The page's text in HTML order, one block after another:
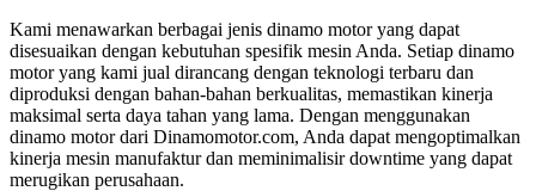
Kami menawarkan berbagai jenis dinamo motor yang dapat
disesuaikan dengan kebutuhan spesifik mesin Anda. Setiap dinamo
motor yang kami jual dirancang dengan teknologi terbaru dan
diproduksi dengan bahan-bahan berkualitas, memastikan kinerja
maksimal serta daya tahan yang lama. Dengan menggunakan
dinamo motor dari Dinamomotor.com, Anda dapat mengoptimalkan
kinerja mesin manufaktur dan meminimalisir downtime yang dapat
merugikan perusahaan.